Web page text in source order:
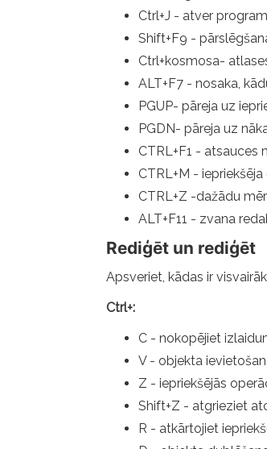
Ctrl+J - atver
Shift+F9 -
Ctrl+kosmosa-
ALT+F7 - nosaka,
PGUP- pāreja uz
PGDN- pāreja uz
CTRL+F1 - atsauces
CTRL+M -
CTRL+Z -dažādu
ALT+F11 - zvana
Rediģēt un rediģēt
Apsveriet, kādas ir
Ctrl+:
C - nokopējiet
V - objekta
Z - iepriekšējās
Shift+Z - atgrieziet
R - atkārtojiet